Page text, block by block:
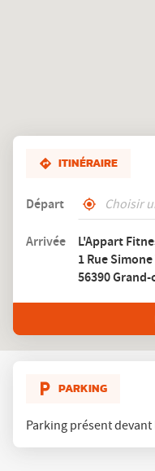
ITINÉRAIRE
Départ
,
un
club
L'Appart
À
Arrivée
L'Appart
1 Rue
56390
PARKING
Parking présent devant